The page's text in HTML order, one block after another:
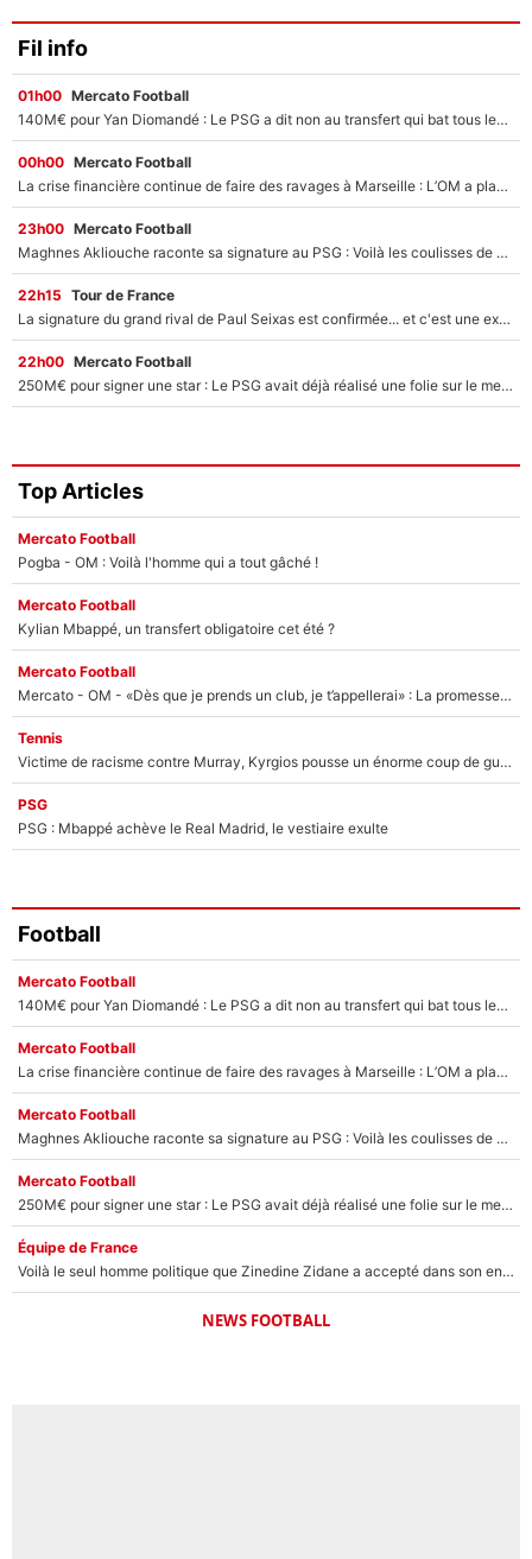
Fil info
01h00 Mercato Football
140M€ pour Yan Diomandé : Le PSG a dit non au transfert qui bat tous les records sur le mercato
00h00 Mercato Football
La crise financière continue de faire des ravages à Marseille : L’OM a placé 12 joueurs sur le marché des transferts… et ça pourrait lui rapporter près de 100M€ !
23h00 Mercato Football
Maghnes Akliouche raconte sa signature au PSG : Voilà les coulisses de son transfert de rêve à 50M€
22h15 Tour de France
La signature du grand rival de Paul Seixas est confirmée... et c'est une excellente nouvelle pour l'équipe Decathlon-CMA CGM !
22h00 Mercato Football
250M€ pour signer une star : Le PSG avait déjà réalisé une folie sur le mercato bien avant Neymar !
Top Articles
Mercato Football
Pogba - OM : Voilà l'homme qui a tout gâché !
Mercato Football
Kylian Mbappé, un transfert obligatoire cet été ?
Mercato Football
Mercato - OM - «Dès que je prends un club, je t’appellerai» : La promesse de Marcelino au moment de claquer la porte
Tennis
Victime de racisme contre Murray, Kyrgios pousse un énorme coup de gueule !
PSG
PSG : Mbappé achève le Real Madrid, le vestiaire exulte
Football
Mercato Football
140M€ pour Yan Diomandé : Le PSG a dit non au transfert qui bat tous les records sur le mercato
Mercato Football
La crise financière continue de faire des ravages à Marseille : L’OM a placé 12 joueurs sur le marché des transferts… et ça pourrait lui rapporter près de 100M€ !
Mercato Football
Maghnes Akliouche raconte sa signature au PSG : Voilà les coulisses de son transfert de rêve à 50M€
Mercato Football
250M€ pour signer une star : Le PSG avait déjà réalisé une folie sur le mercato bien avant Neymar !
Équipe de France
Voilà le seul homme politique que Zinedine Zidane a accepté dans son entourage : «Je garde un très bon souvenir de lui»
NEWS FOOTBALL